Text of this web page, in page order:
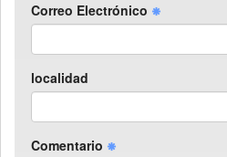
Correo Electrónico
localidad
Comentario